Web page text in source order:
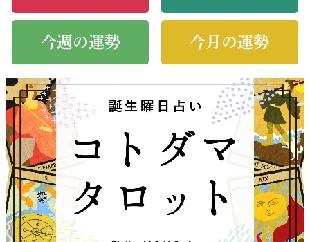
今週の運勢 今月の運勢